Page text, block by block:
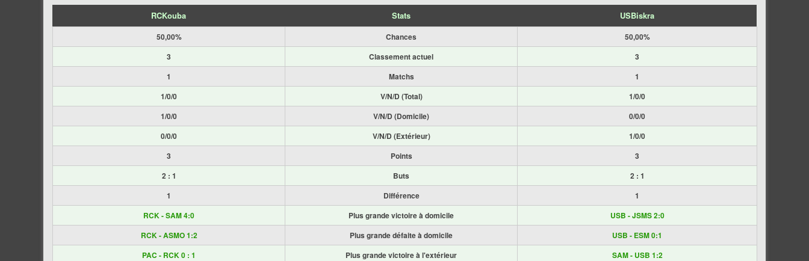
RCKouba Stats USBiskra
50,00% Chances
50,00%
3
Classement actuel
3
1
Matchs
1
1/0/0
V/N/D (Total)
1/0/0
1/0/0
V/N/D (Domicile)
0/0/0
0/0/0
V/N/D (Extérieur)
1/0/0
3
Points
3
2 : 1
Buts
2 : 1
1
Différence
1
RCK - SAM 4:0
Plus grande victoire à domicile
USB - JSMS 2:0
RCK - ASMO 1:2
Plus grande défaite à domicile
USB - ESM 0:1
PAC - RCK 0 : 1
Plus grande victoire à l'extérieur
SAM - USB 1:2